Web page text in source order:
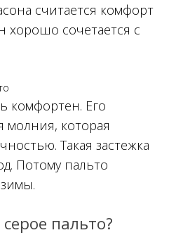
считается комфорт
хорошо сочетается с
комфортен. Его
молния, которая
Такая застежка
Потому пальто
пальто?